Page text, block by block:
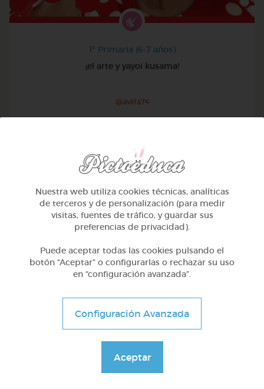
1º Primaria (6-7 años)
¡el arte y yayoi kusama!
@avilla74
1º Primaria (6-7 años)
Geometría y fotografía
Nuestra web utiliza cookies técnicas, analíticas
de terceros y de personalización (para medir
visitas, fuentes de tráfico, y guardar sus
preferencias de privacidad).
Puede aceptar todas las cookies pulsando el
botón “Aceptar” o configurarlas o rechazar su uso
en “configuración avanzada”.
Configuración Avanzada
Aceptar